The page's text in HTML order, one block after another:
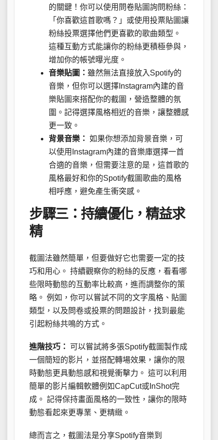
的關鍵！你可以使用問卷貼圖詢問粉絲：
「你喜歡這首歌嗎？」或使用投票貼圖讓
粉絲投票選擇他們更喜歡的歌曲類型。
這種互動方式能讓你的粉絲更積極參與，
增加你的帳號曝光度。
音樂貼圖： 雖然無法直接放入Spotify的
音樂，但你可以選擇Instagram內建的音
樂貼圖來搭配你的截圖，營造整體的氛
圍。記得選擇風格相近的音樂，讓整體感
更一致。
背景音樂： 如果你想添加背景音樂，可
以使用Instagram內建的音樂庫選擇一首
合適的音樂，但需要注意的是，這首歌的
風格最好和你的Spotify截圖歌曲的風格
相呼應，避免產生衝突感。
步驟三：持續優化，精益求
精
截圖法雖然簡單，但要做好它也需要一定的技
巧和用心。 持續觀察你的粉絲的反應，看看哪
些限時動態的互動率比較高，進而調整你的策
略。 例如，你可以嘗試不同的文字風格、貼圖
類型，以及問卷或投票的問題設計，找到最能
引起粉絲共鳴的方式。
進階技巧： 可以嘗試將多張Spotify截圖製作成
一個簡短的影片，並搭配轉場效果，讓你的限
時動態更具動態感和視覺衝擊力。 這可以利用
簡單的影片編輯軟體例如CapCut或InShot完
成。 記得保持畫面風格的一致性，讓你的限時
動態看起來更專業、更精緻。
總而言之，截圖法是分享Spotify音樂到